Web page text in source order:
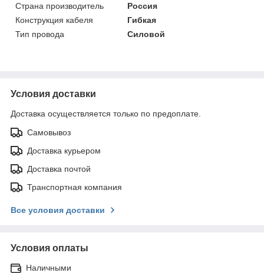
Страна производитель
Россия
Конструкция кабеля
Гибкая
Тип провода
Силовой
Условия доставки
Доставка осуществляется только по предоплате.
Самовывоз
Доставка курьером
Доставка почтой
Транспортная компания
Все условия доставки
Условия оплаты
Наличными